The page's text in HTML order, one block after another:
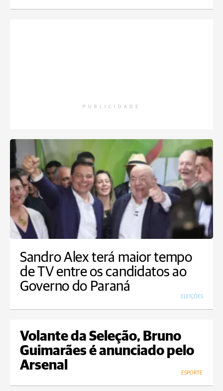
PUBLICIDADE
Sandro Alex terá maior tempo
de TV entre os candidatos ao
Governo do Paraná
ELEIÇÕES
Volante da Seleção, Bruno
Guimarães é anunciado pelo
Arsenal
ESPORTE